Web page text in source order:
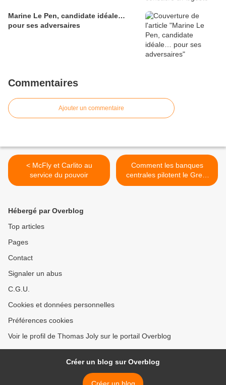
Marine Le Pen, candidate idéale…
pour ses adversaires
Commentaires
Ajouter un commentaire
< McFly et Carlito au
service du pouvoir
Comment les banques
centrales pilotent le Great
Reset >
Hébergé par Overblog
Top articles
Pages
Contact
Signaler un abus
C.G.U.
Cookies et données personnelles
Préférences cookies
Voir le profil de Thomas Joly sur le portail Overblog
Créer un blog sur Overblog